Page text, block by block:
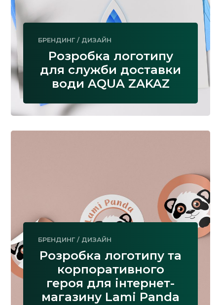
БРЕНДИНГ / ДИЗАЙН
Розробка логотипу
для служби доставки
води AQUA ZAKAZ
БРЕНДИНГ / ДИЗАЙН
Розробка логотипу та
корпоративного
героя для інтернет-
магазину Lami Panda